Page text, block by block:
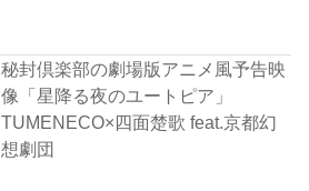
秘封倶楽部の劇場版アニメ風予告映
像「星降る夜のユートピア」
TUMENECO×四面楚歌 feat.京都幻
想劇団